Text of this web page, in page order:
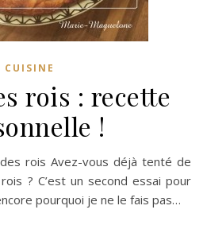
CUISINE
rois : recette
!
? C’est un second essai pour
pourquoi je ne le fais pas…